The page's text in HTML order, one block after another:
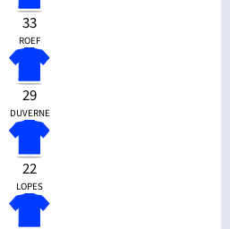
33
ROEF
29
DUVERNE
22
LOPES